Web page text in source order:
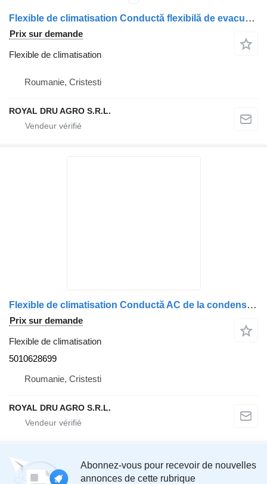
Flexible de climatisation Conductă flexibilă de evacuare pour camion Renault 7421497416/7401626097/7420455908
Prix sur demande
Flexible de climatisation
Roumanie, Cristesti
ROYAL DRU AGRO S.R.L.
Flexible de climatisation Conductă AC de la condensator la compresor 5010628699 pour camion Renault
Prix sur demande
Flexible de climatisation
5010628699
Roumanie, Cristesti
ROYAL DRU AGRO S.R.L.
Abonnez-vous pour recevoir de nouvelles
annonces de cette rubrique